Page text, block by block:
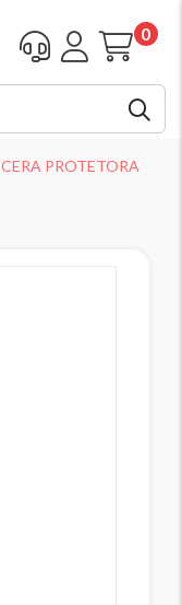
0
CERA PROTETORA